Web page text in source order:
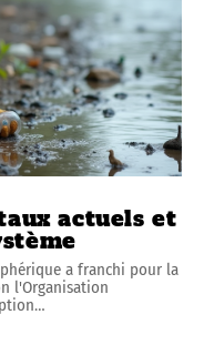
actuels et
a franchi pour la
l'Organisation
…